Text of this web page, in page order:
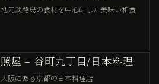
地元淡路島の食材を中心にした美味い和食
照屋 – 谷町九丁目/日本料理
大阪にある京都の日本料理店